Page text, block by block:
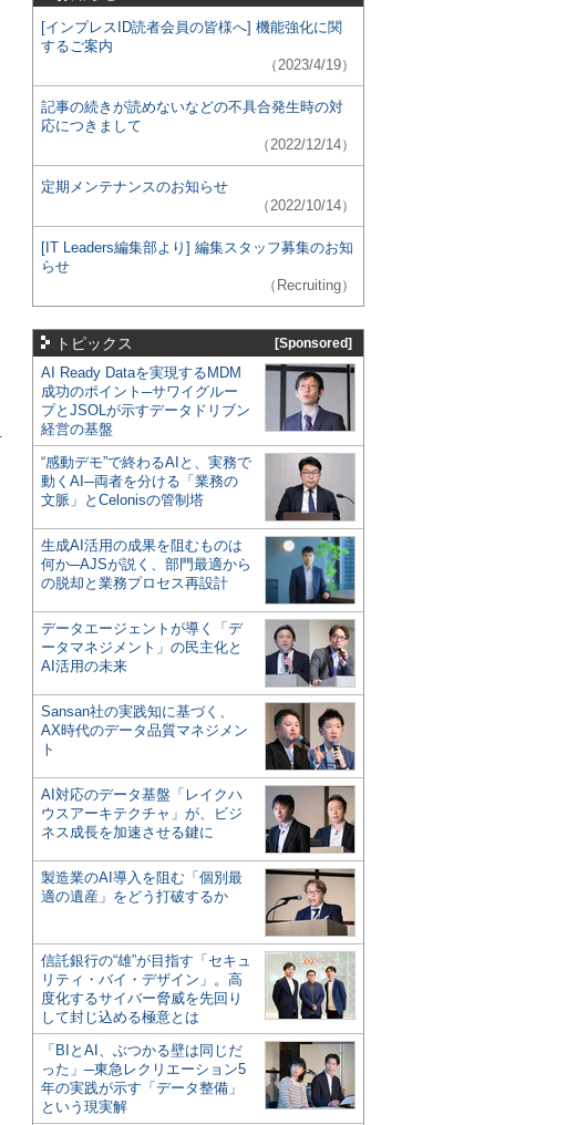
[インプレスID読者会員の皆様へ] 機能強化に関
するご案内
（2023/4/19）
記事の続きが読めないなどの不具合発生時の対
応につきまして
（2022/12/14）
定期メンテナンスのお知らせ
（2022/10/14）
[IT Leaders編集部より] 編集スタッフ募集のお知
らせ
（Recruiting）
トピックス [Sponsored]
AI Ready Dataを実現するMDM
成功のポイント─サワイグルー
プとJSOLが示すデータドリブン
経営の基盤
“感動デモ”で終わるAIと、実務で
動くAI─両者を分ける「業務の
文脈」とCelonisの管制塔
生成AI活用の成果を阻むものは
何か─AJSが説く、部門最適から
の脱却と業務プロセス再設計
データエージェントが導く「デ
ータマネジメント」の民主化と
AI活用の未来
Sansan社の実践知に基づく、
AX時代のデータ品質マネジメン
ト
AI対応のデータ基盤「レイクハ
ウスアーキテクチャ」が、ビジ
ネス成長を加速させる鍵に
製造業のAI導入を阻む「個別最
適の遺産」をどう打破するか
信託銀行の“雄”が目指す「セキュ
リティ・バイ・デザイン」。高
度化するサイバー脅威を先回り
して封じ込める極意とは
「BIとAI、ぶつかる壁は同じだ
った」─東急レクリエーション5
年の実践が示す「データ整備」
という現実解